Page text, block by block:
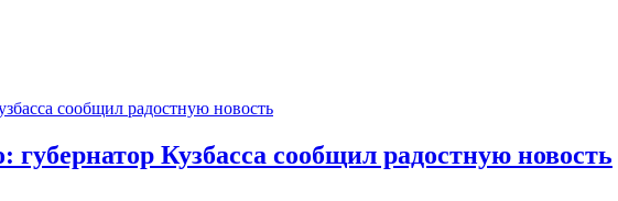
губернатор Кузбасса сообщил радостную новость